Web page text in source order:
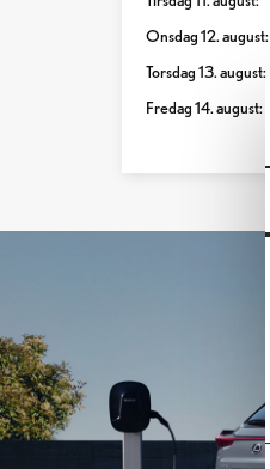
Onsdag 12. august:
Torsdag 13. august:
Fredag 14. august: